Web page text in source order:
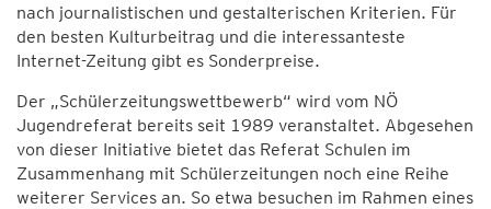
nach journalistischen und gestalterischen Kriterien. Für
den besten Kulturbeitrag und die interessanteste
Internet-Zeitung gibt es Sonderpreise.
Der „Schülerzeitungswettbewerb“ wird vom NÖ
Jugendreferat bereits seit 1989 veranstaltet. Abgesehen
von dieser Initiative bietet das Referat Schulen im
Zusammenhang mit Schülerzeitungen noch eine Reihe
weiterer Services an. So etwa besuchen im Rahmen eines